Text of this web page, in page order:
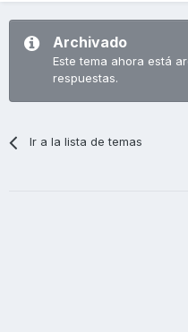
Archivado
Este tema ahora está
respuestas.
Ir a la lista de temas